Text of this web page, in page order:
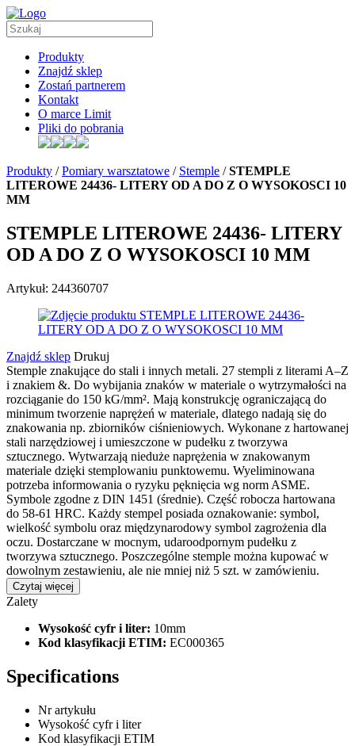
Produkty
Znajdź sklep
Zostań partnerem
Kontakt
O marce Limit
Pliki do pobrania
Produkty /Pomiary warsztatowe / Stemple /STEMPLE
LITEROWE 24436- LITERY OD A DO Z O WYSOKOSCI 10
MM
STEMPLE LITEROWE 24436- LITERY
OD A DO Z O WYSOKOSCI 10 MM
Artykuł: 244360707
Znajdź sklep Drukuj
Stemple znakujące do stali i innych metali. 27 stempli z literami A–Z
i znakiem &. Do wybijania znaków w materiale o wytrzymałości na
rozciąganie do 150 kG/mm². Mają konstrukcję ograniczającą do
minimum tworzenie naprężeń w materiale, dlatego nadają się do
znakowania np. zbiorników ciśnieniowych. Wykonane z hartowanej
stali narzędziowej i umieszczone w pudełku z tworzywa
sztucznego. Wytwarzają nieduże naprężenia w znakowanym
materiale dzięki stemplowaniu punktowemu. Wyeliminowana
potrzeba informowania o ryzyku pęknięcia wg norm ASME.
Symbole zgodne z DIN 1451 (średnie). Część robocza hartowana
do 58-61 HRC. Każdy stempel posiada oznakowanie: symbol,
wielkość symbolu oraz międzynarodowy symbol zagrożenia dla
oczu. Dostarczane w mocnym, udaroodpornym pudełku z
tworzywa sztucznego. Poszczególne stemple można kupować w
dowolnym zestawieniu, ale nie mniej niż 5 szt. w zamówieniu.
Czytaj więcej
Zalety
Wysokość cyfr i liter: 10mm
Kod klasyfikacji ETIM: EC000365
Specifications
Nr artykułu
Wysokość cyfr i liter
Kod klasyfikacji ETIM